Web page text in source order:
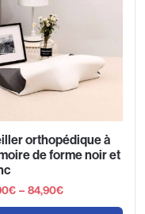
orthopédique à
de forme noir et
€ – 84,90€